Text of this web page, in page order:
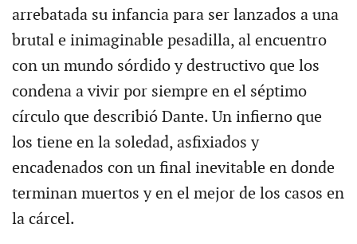
arrebatada su infancia para ser lanzados a una
brutal e inimaginable pesadilla, al encuentro
con un mundo sórdido y destructivo que los
condena a vivir por siempre en el séptimo
círculo que describió Dante. Un infierno que
los tiene en la soledad, asfixiados y
encadenados con un final inevitable en donde
terminan muertos y en el mejor de los casos en
la cárcel.